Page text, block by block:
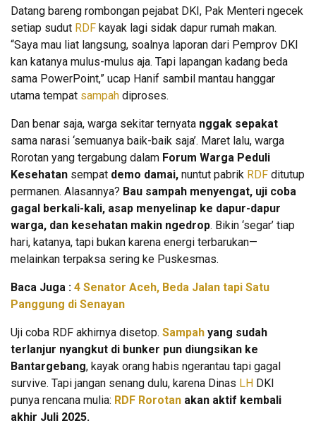
Datang bareng rombongan pejabat DKI, Pak Menteri ngecek
setiap sudut RDF kayak lagi sidak dapur rumah makan.
“Saya mau liat langsung, soalnya laporan dari Pemprov DKI
kan katanya mulus-mulus aja. Tapi lapangan kadang beda
sama PowerPoint,” ucap Hanif sambil mantau hanggar
utama tempat sampah diproses.
Dan benar saja, warga sekitar ternyata nggak sepakat
sama narasi ‘semuanya baik-baik saja’. Maret lalu, warga
Rorotan yang tergabung dalam Forum Warga Peduli
Kesehatan sempat demo damai, nuntut pabrik RDF ditutup
permanen. Alasannya? Bau sampah menyengat, uji coba
gagal berkali-kali, asap menyelinap ke dapur-dapur
warga, dan kesehatan makin ngedrop. Bikin ‘segar’ tiap
hari, katanya, tapi bukan karena energi terbarukan—
melainkan terpaksa sering ke Puskesmas.
Baca Juga : 4 Senator Aceh, Beda Jalan tapi Satu
Panggung di Senayan
Uji coba RDF akhirnya disetop. Sampah yang sudah
terlanjur nyangkut di bunker pun diungsikan ke
Bantargebang, kayak orang habis ngerantau tapi gagal
survive. Tapi jangan senang dulu, karena Dinas LH DKI
punya rencana mulia: RDF Rorotan akan aktif kembali
akhir Juli 2025.